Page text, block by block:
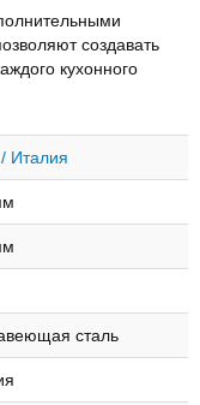
создавать
кухонного
Италия
сталь